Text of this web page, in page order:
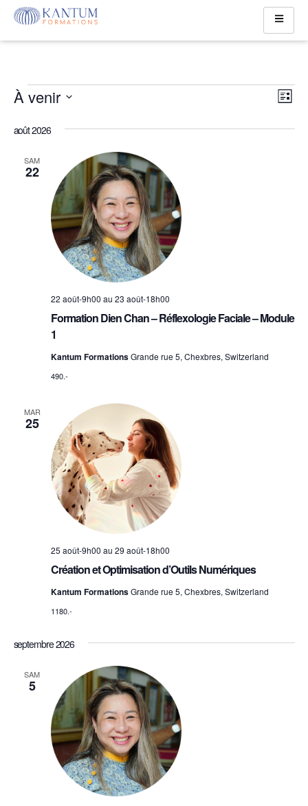
par
Liste
À venir
DATE.
août 2026
SAM
22
Formation Dien Chan – Réflexologie Faciale – Module
1
22 août-9h00 au 23 août-18h00
Kantum FormationsGrande rue 5, Chexbres, Switzerland
490.-
MAR
25
Création et Optimisation d’Outils Numériques
25 août-9h00 au 29 août-18h00
Kantum FormationsGrande rue 5, Chexbres, Switzerland
1180.-
septembre 2026
SAM
5